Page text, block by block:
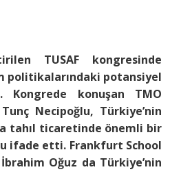
TUSAF kongresinde
politikalarındaki potansiyel
konuşan TMO
Necipoğlu, Türkiye’nin
tahıl ticaretinde önemli bir
ifade etti. Frankfurt School
Oğuz da Türkiye’nin